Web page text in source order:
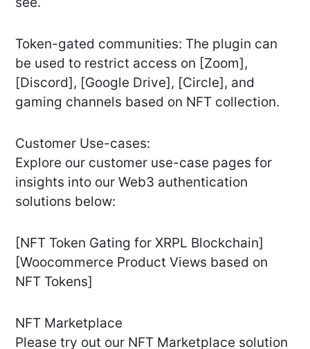
Token-gated communities: The plugin can
be used to restrict access on [Zoom],
[Discord], [Google Drive], [Circle], and
gaming channels based on NFT collection.
Customer Use-cases:
Explore our customer use-case pages for
insights into our Web3 authentication
solutions below:
[NFT Token Gating for XRPL Blockchain]
[Woocommerce Product Views based on
NFT Tokens]
NFT Marketplace
Please try out our NFT Marketplace solution